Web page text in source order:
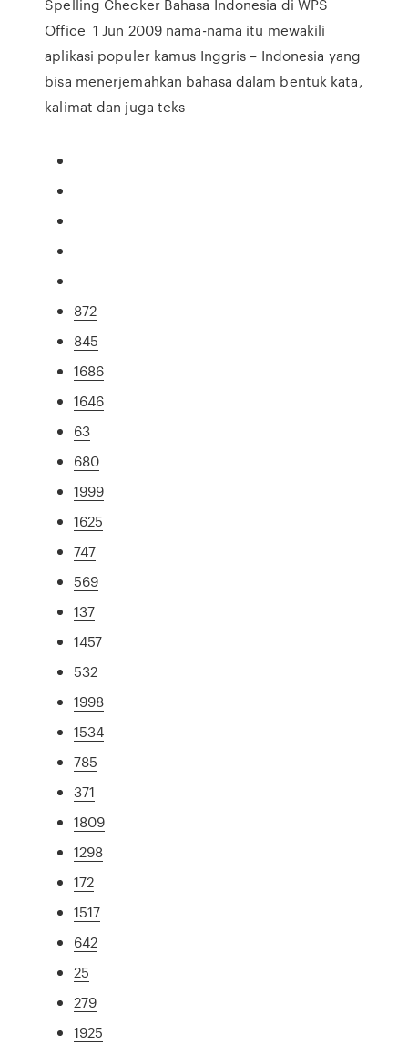
Spelling Checker Bahasa Indonesia di WPS
Office 1 Jun 2009 nama-nama itu mewakili
aplikasi populer kamus Inggris – Indonesia yang
bisa menerjemahkan bahasa dalam bentuk kata,
kalimat dan juga teks
872
845
1686
1646
63
680
1999
1625
747
569
137
1457
532
1998
1534
785
371
1809
1298
172
1517
642
25
279
1925